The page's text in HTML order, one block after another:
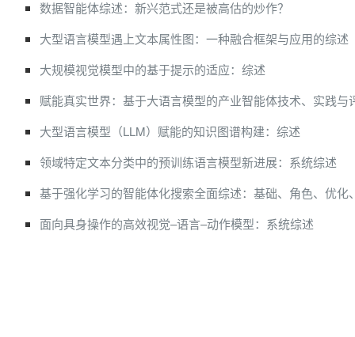
数据智能体综述：新兴范式还是被高估的炒作？
大型语言模型遇上文本属性图：一种融合框架与应用的综述
大规模视觉模型中的基于提示的适应：综述
赋能真实世界：基于大语言模型的产业智能体技术、实践与
大型语言模型（LLM）赋能的知识图谱构建：综述
领域特定文本分类中的预训练语言模型新进展：系统综述
基于强化学习的智能体化搜索全面综述：基础、角色、优化
面向具身操作的高效视觉–语言–动作模型：系统综述